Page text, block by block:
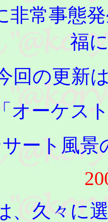
非常事態
福
回の更新
オーケス
ート風景
、久々に